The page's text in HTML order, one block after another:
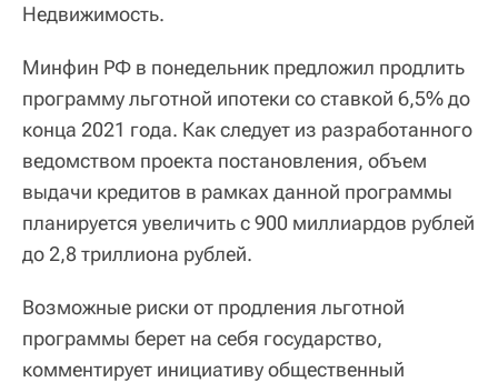
Недвижимость.
Минфин РФ в понедельник предложил продлить
программу льготной ипотеки со ставкой 6,5% до
конца 2021 года. Как следует из разработанного
ведомством проекта постановления, объем
выдачи кредитов в рамках данной программы
планируется увеличить с 900 миллиардов рублей
до 2,8 триллиона рублей.
Возможные риски от продления льготной
программы берет на себя государство,
комментирует инициативу общественный